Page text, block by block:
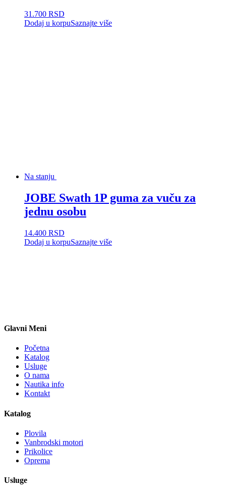
31.700 RSD
Dodaj u korpuSaznajte više
Na stanju
JOBE Swath 1P guma za vuču za
jednu osobu
14.400 RSD
Dodaj u korpuSaznajte više
Glavni Meni
Početna
Katalog
Usluge
O nama
Nautika info
Kontakt
Katalog
Plovila
Vanbrodski motori
Prikolice
Oprema
Usluge